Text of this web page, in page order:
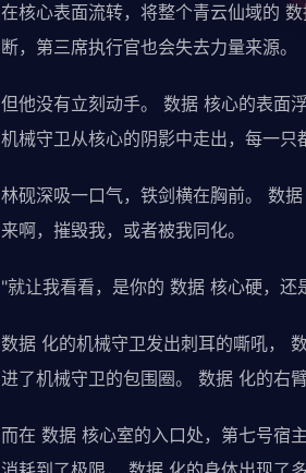
在核心表面流转，将整个青云仙域的
断，第三席执行官也会失去力量来源。
但他没有立刻动手。 数据 核心的表面
机械守卫从核心的阴影中走出，每一只
林砚深吸一口气，铁剑横在胸前。 数
来啊，摧毁我，或者被我同化。
"就让我看看，是你的 数据 核心硬，还
数据 化的机械守卫发出刺耳的嘶吼，
进了机械守卫的包围圈。 数据 化的右
而在 数据 核心室的入口处，第七号宿